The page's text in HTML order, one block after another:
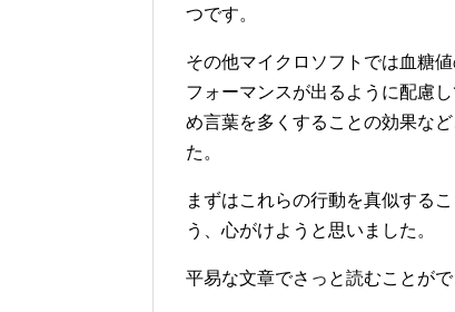
つです。
その他マイクロソフトでは血糖
フォーマンスが出るように配慮
め言葉を多くすることの効果な
た。
まずはこれらの行動を真似する
う、心がけようと思いました。
平易な文章でさっと読むことが